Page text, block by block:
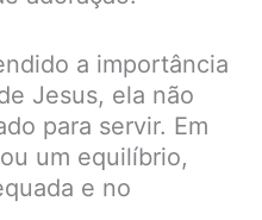
a importância
Jesus, ela não
para servir. Em
um equilíbrio,
e no